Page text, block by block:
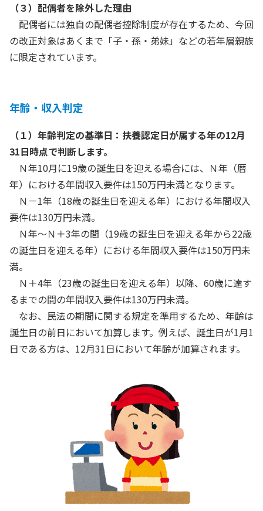
（３）配偶者を除外した理由
配偶者には独自の配偶者控除制度が存在するため、今回
の改正対象はあくまで「子・孫・弟妹」などの若年層親族
に限定されています。
年齢・収入判定
（１）年齢判定の基準日：扶養認定日が属する年の12月
31日時点で判断します。
Ｎ年10月に19歳の誕生日を迎える場合には、Ｎ年（暦
年）における年間収入要件は150万円未満となります。
Ｎ－1年（18歳の誕生日を迎える年）における年間収入
要件は130万円未満。
Ｎ年～Ｎ＋3年の間（19歳の誕生日を迎える年から22歳
の誕生日を迎える年）における年間収入要件は150万円未
満。
Ｎ＋4年（23歳の誕生日を迎える年）以降、60歳に達す
るまでの間の年間収入要件は130万円未満。
なお、民法の期間に関する規定を準用するため、年齢は
誕生日の前日において加算します。例えば、誕生日が1月1
日である方は、12月31日において年齢が加算されます。